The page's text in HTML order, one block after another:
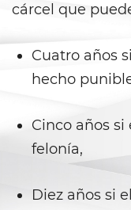
Sex Crimes
Under
cárcel que
Cuatro años
hecho
Cinco años
felonía,
Diez años si